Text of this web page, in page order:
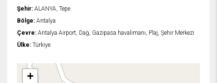
Şehir: ALANYA, Tepe
Bölge: Antalya
Çevre: Antalya Airport, Dağ, Gazipasa havalimanı, Plaj, Şehir Merkezi
Ülke: Türkiye
+